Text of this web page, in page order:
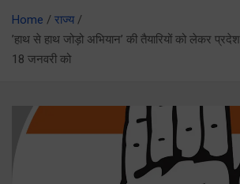
Home
राज्य
’हाथ से हाथ जोड़ो अभियान’ की तैयारियों को लेकर
18 जनवरी को